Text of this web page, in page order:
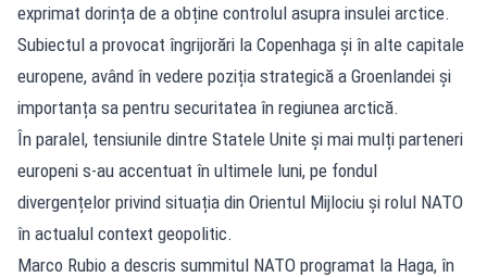
exprimat dorința de a obține controlul asupra insulei arctice.
Subiectul a provocat îngrijorări la Copenhaga și în alte capitale
europene, având în vedere poziția strategică a Groenlandei și
importanța sa pentru securitatea în regiunea arctică.
În paralel, tensiunile dintre Statele Unite și mai mulți parteneri
europeni s-au accentuat în ultimele luni, pe fondul
divergențelor privind situația din Orientul Mijlociu și rolul NATO
în actualul context geopolitic.
Marco Rubio a descris summitul NATO programat la Haga, în